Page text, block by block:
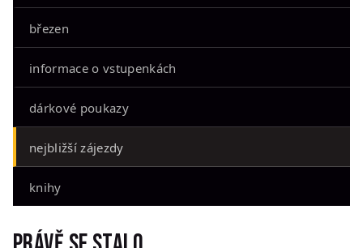
březen
informace o vstupenkách
dárkové poukazy
nejbližší zájezdy
knihy